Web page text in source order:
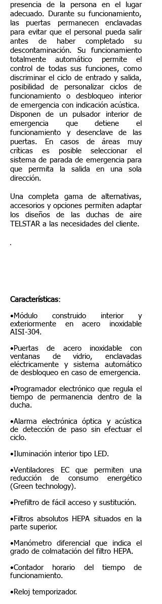
presencia de la persona en el lugar
adecuado. Durante su funcionamiento,
las puertas permanecen enclavadas
para evitar que el personal pueda salir
antes de haber completado su
descontaminación. Su funcionamiento
totalmente automático permite el
control de todas sus funciones, como
discriminar el ciclo de entrado y salida,
posibilidad de personalizar ciclos de
funcionamiento o desbloqueo interior
de emergencia con indicación acústica.
Disponen de un pulsador interior de
emergencia que detiene el
funcionamiento y desenclave de las
puertas. En casos de áreas muy
críticas es posible seleccionar el
sistema de parada de emergencia para
que permita la salida en una sola
dirección.
Una completa gama de alternativas,
accesorios y opciones permiten adaptar
los diseños de las duchas de aire
TELSTAR a las necesidades del cliente.
Características:
•Módulo construido interior y
exteriormente en acero inoxidable
AISI-304.
•Puertas de acero inoxidable con
ventanas de vidrio, enclavadas
eléctricamente y sistema automático
de desbloqueo en caso de emergencia.
•Programador electrónico que regula el
tiempo de permanencia dentro de la
ducha.
•Alarma electrónica óptica y acústica
de detección de paso sin efectuar el
ciclo.
•Iluminación interior tipo LED.
•Ventiladores EC que permiten una
reducción de consumo energético
(Green technology).
•Prefiltro de fácil acceso y sustitución.
•Filtros absolutos HEPA situados en la
parte superior.
•Manómetro diferencial que indica el
grado de colmatación del filtro HEPA.
•Contador horario del tiempo de
funcionamiento.
•Reloj temporizador.